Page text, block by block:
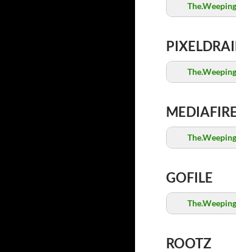
GOFILE
ROOTZ